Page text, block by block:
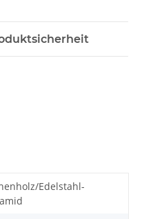
Edelstahl-